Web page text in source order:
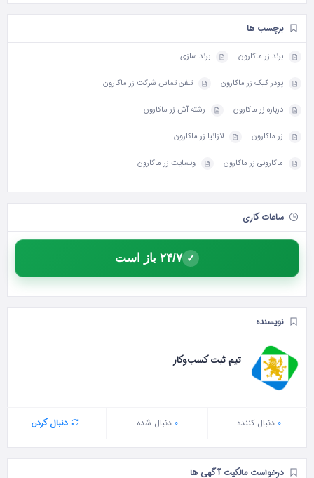
برچسب ها
برند زر ماکارون برند سازی
پودر کیک زر ماکارون تلفن تماس شرکت زر ماکارون
درباره زر ماکارون رشته آش زر ماکارون
زر ماکارون لازانیا زر ماکارون
ماکارونی زر ماکارون وبسایت زر ماکارون
ساعات کاری
✓ ۲۴/۷ باز است
نویسنده
تیم ثبت کسب‌وکار
0 دنبال‌ کننده 0 دنبال شده دنبال کردن
درخواست مالکیت آگهی ها